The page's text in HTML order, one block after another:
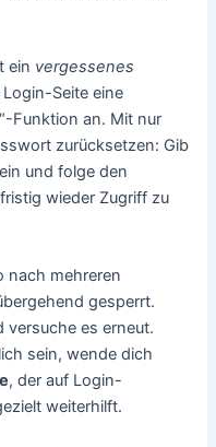
ein vergessenes
Seite eine
Funktion an. Mit nur
zurücksetzen: Gib
und folge den
wieder Zugriff zu
nach mehreren
gesperrt.
versuche es erneut.
sein, wende dich
, der auf Login-
weiterhilft.